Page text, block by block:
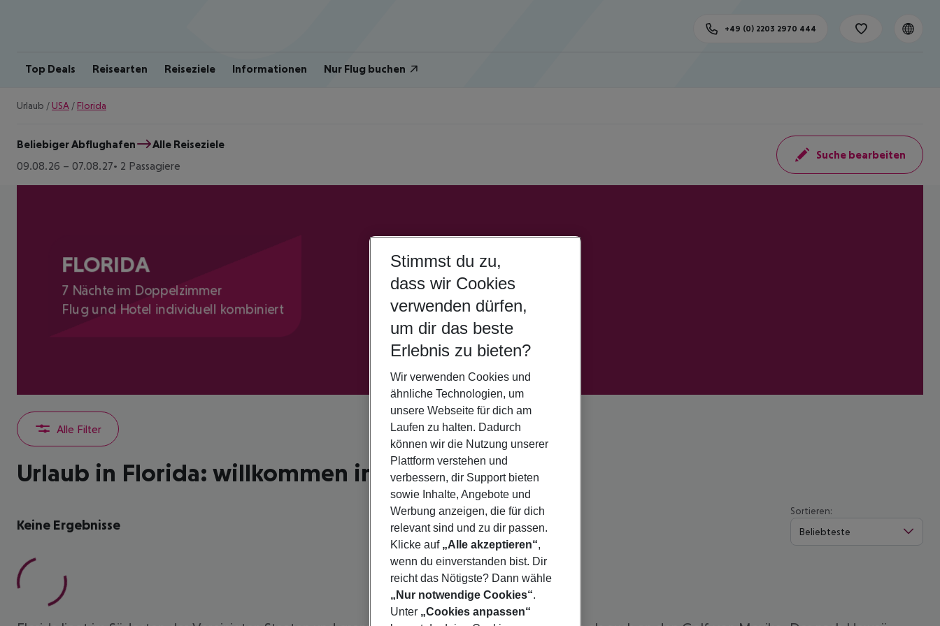
Top Deals Reisearten Reiseziele Informationen Nur Flug buchen
+49 (0) 2203 2970 444
Urlaub / USA / Florida
Beliebiger Abflughafen
Alle Reiseziele
09.08.26 – 07.08.27 2 Passagiere
Suche bearbeiten
FLORIDA
7 Nächte im Doppelzimmer
Flug und Hotel individuell kombiniert
Alle Filter
Urlaub in Florida: willkommen im "Sunshine State"!
Keine Ergebnisse
Sortieren:
Beliebteste
Stimmst du zu,
dass wir Cookies
verwenden dürfen,
um dir das beste
Erlebnis zu bieten?
Wir verwenden Cookies und
ähnliche Technologien, um
unsere Webseite für dich am
Laufen zu halten. Dadurch
können wir die Nutzung unserer
Plattform verstehen und
verbessern, dir Support bieten
sowie Inhalte, Angebote und
Werbung anzeigen, die für dich
relevant sind und zu dir passen.
Klicke auf „Alle akzeptieren“,
wenn du einverstanden bist. Dir
reicht das Nötigste? Dann wähle
„Nur notwendige Cookies“.
Unter „Cookies anpassen“